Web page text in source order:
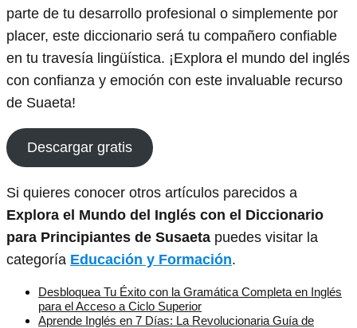
parte de tu desarrollo profesional o simplemente por
placer, este diccionario será tu compañero confiable
en tu travesía lingüística. ¡Explora el mundo del inglés
con confianza y emoción con este invaluable recurso
de Suaeta!
Descargar gratis
Si quieres conocer otros artículos parecidos a
Explora el Mundo del Inglés con el Diccionario
para Principiantes de Susaeta puedes visitar la
categoría Educación y Formación.
Desbloquea Tu Éxito con la Gramática Completa en Inglés
para el Acceso a Ciclo Superior
Aprende Inglés en 7 Días: La Revolucionaria Guía de